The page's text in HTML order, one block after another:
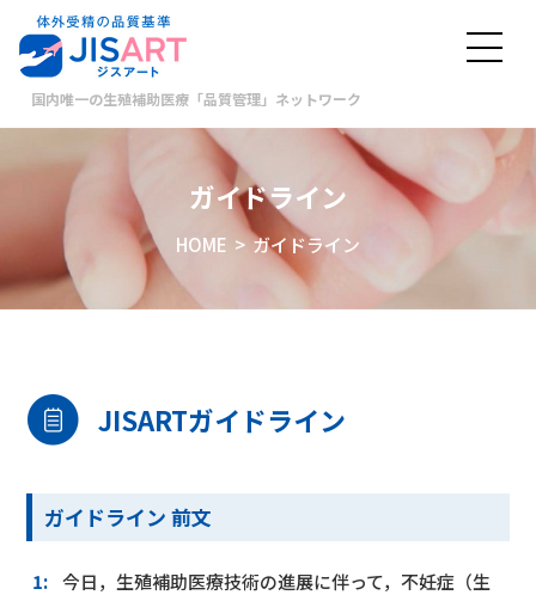
国内唯一の生殖補助医療「品質管理」ネットワーク
ガイドライン
HOME > ガイドライン
JISARTガイドライン
ガイドライン 前文
1: 今日，生殖補助医療技術の進展に伴って，不妊症（生